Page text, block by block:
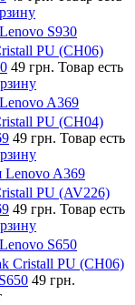
S930
PU (CH06)
49 грн. Товар есть
A369
PU (CH04)
49 грн. Товар есть
Lenovo A369
PU (AV226)
49 грн. Товар есть
S650
Cristall PU (CH06)
49 грн.